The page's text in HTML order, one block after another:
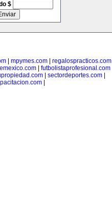
$
| mpymes.com| regalospracticos.com|
| futbolistaprofesional.com|
| sectordeportes.com|
|